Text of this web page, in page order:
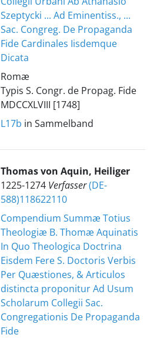
Szeptycki ... Ad Eminentiss., ...
Sac. Congreg. De Propaganda
Fide Cardinales Iisdemque
Dicata
Romæ
Typis S. Congr. de Propag. Fide
MDCCXLVIII [1748]
L17b in Sammelband
Thomasvon Aquin, Heiliger
1225-1274 Verfasser(DE-
588)118622110
Compendium Summæ Totius
Theologiæ B. Thomæ Aquinatis
In Quo Theologica Doctrina
Eisdem Fere S. Doctoris Verbis
Per Quæstiones, & Articulos
distincta proponitur Ad Usum
Scholarum Collegii Sac.
Congregationis De Propaganda
Fide